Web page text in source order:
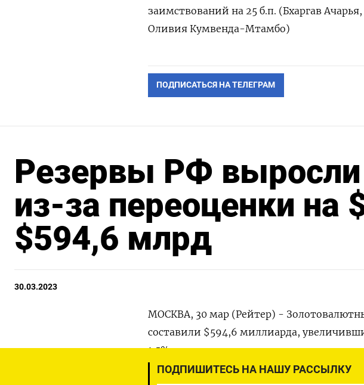
ПОДПИШИТЕСЬ НА НАШУ РАССЫЛКУ
заимствований на 25 б.п. (Бхаргав
Оливия Кумвенда-Мтамбо)
ПОДПИСАТЬСЯ НА ТЕЛЕГРАМ
Резервы РФ
из-за переоценки на
$594,6 млрд
30.03.2023
МОСКВА, 30 мар (Рейтер) -
составили $594,6 миллиарда,
1,5%.
Центробанк объяснил это